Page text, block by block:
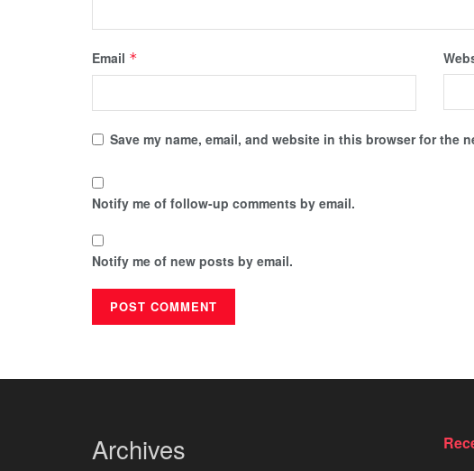
Email *
Save my name, email, and website in this browser for the
Notify me of follow-up comments by email.
Notify me of new posts by email.
Archives